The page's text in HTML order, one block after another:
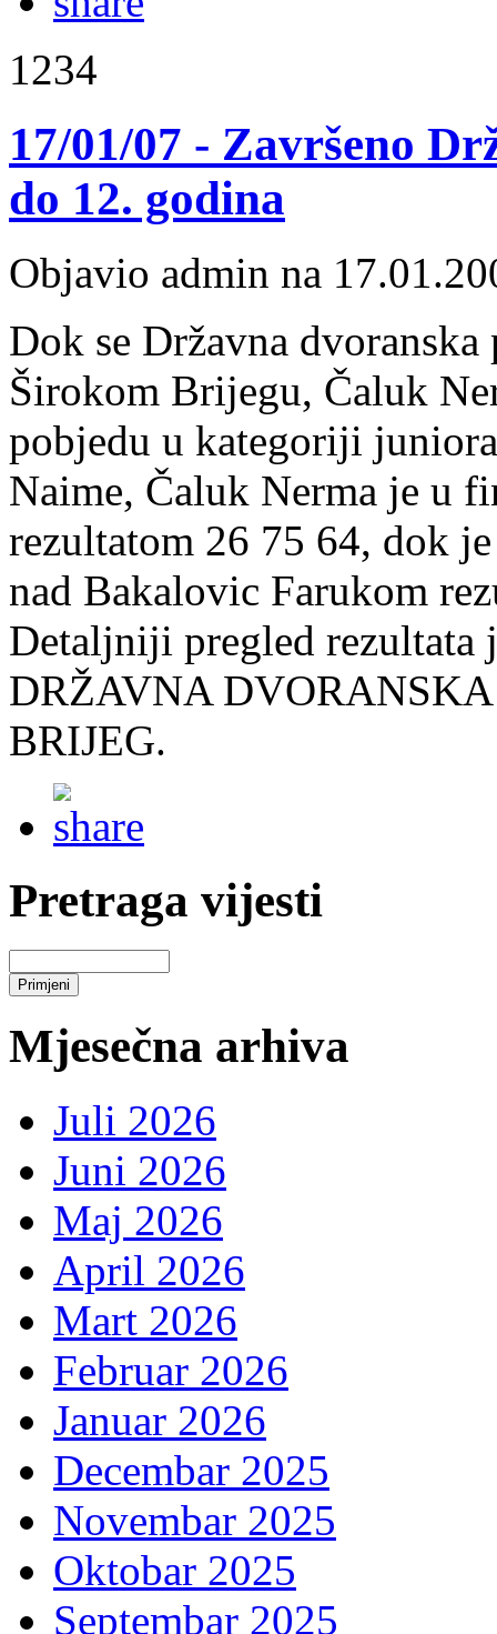
1234
17/01/07 - Završeno
do 12. godina
Objavio admin na
Dok se Državna
Širokom Brijegu, Čaluk
pobjedu u kategoriji
Naime, Čaluk Nerma je u
rezultatom 26 75 64, dok
nad Bakalovic Farukom
Detaljniji pregled rezultata
DRŽAVNA
BRIJEG.
Pretraga vijesti
Mjesečna arhiva
Juli 2026
Juni 2026
Maj 2026
April 2026
Mart 2026
Februar 2026
Januar 2026
Decembar 2025
Novembar 2025
Oktobar 2025
Septembar 2025